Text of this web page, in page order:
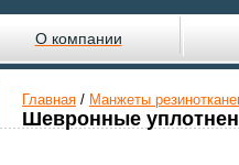
О компании
Главная / Манжеты
Шевронные